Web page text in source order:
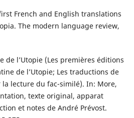
first French and English translations
The modern language review,
de l’Utopie (Les premières éditions
de l’Utopie; Les traductions de
la lecture du fac-similé). In: More,
texte original, apparat
et notes de André Prévost.